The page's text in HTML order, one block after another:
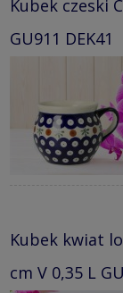
Kubek czeski
GU911 DEK41
Kubek kwiat
cm V 0,35 L